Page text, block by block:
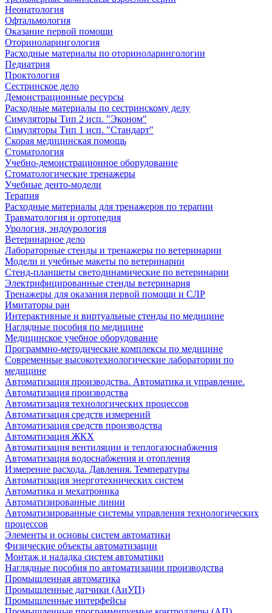
Неонатология
Офтальмология
Оказание первой помощи
Оториноларингология
Расходные материалы по оториноларингологии
Педиатрия
Проктология
Сестринское дело
Демонстрационные ресурсы
Расходные материалы по сестринскому делу
Симуляторы Тип 2 исп. "Эконом"
Симуляторы Тип 1 исп. "Стандарт"
Скорая медицинская помощь
Стоматология
Учебно-демонстрационное оборудование
Стоматологические тренажеры
Учебные денто-модели
Терапия
Расходные материалы для тренажеров по терапии
Травматология и ортопедия
Урология, эндоурология
Ветеринарное дело
Лабораторные стенды и тренажеры по ветеринарии
Модели и учебные макеты по ветеринарии
Стенд-планшеты светодинамические по ветеринарии
Электрифицированные стенды ветеринария
Тренажеры для оказания первой помощи и СЛР
Имитаторы ран
Интерактивные и виртуальные стенды по медицине
Наглядные пособия по медицине
Медицинское учебное оборудование
Программно-методические комплексы по медицине
Современные высокотехнологические лаборатории по
медицине
Автоматизация производства. Автоматика и управление.
Автоматизация производства
Автоматизация технологических процессов
Автоматизация средств измерений
Автоматизация средств производства
Автоматизация ЖКХ
Автоматизация вентиляции и теплогазоснабжения
Автоматизация водоснабжения и отопления
Измерение расхода. Давления. Температуры
Автоматизация энерготехнических систем
Автоматика и мехатроника
Автоматизированные линии
Автоматизированные системы управления технологических
процессов
Элементы и основы систем автоматики
Физические объекты автоматизации
Монтаж и наладка систем автоматики
Наглядные пособия по автоматизации производства
Промышленная автоматика
Промышленные датчики (АиУП)
Промышленные интерфейсы